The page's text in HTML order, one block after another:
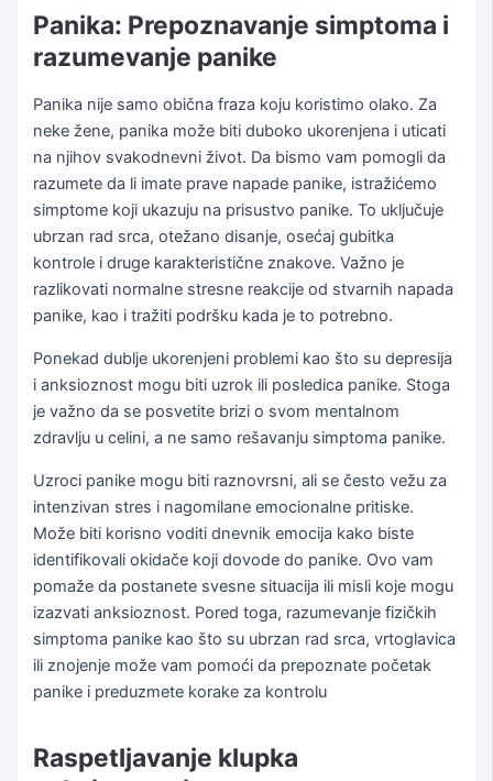
Panika: Prepoznavanje simptoma i
razumevanje panike
Panika nije samo obična fraza koju koristimo olako. Za
neke žene, panika može biti duboko ukorenjena i uticati
na njihov svakodnevni život. Da bismo vam pomogli da
razumete da li imate prave napade panike, istražićemo
simptome koji ukazuju na prisustvo panike. To uključuje
ubrzan rad srca, otežano disanje, osećaj gubitka
kontrole i druge karakteristične znakove. Važno je
razlikovati normalne stresne reakcije od stvarnih napada
panike, kao i tražiti podršku kada je to potrebno.
Ponekad dublje ukorenjeni problemi kao što su depresija
i anksioznost mogu biti uzrok ili posledica panike. Stoga
je važno da se posvetite brizi o svom mentalnom
zdravlju u celini, a ne samo rešavanju simptoma panike.
Uzroci panike mogu biti raznovrsni, ali se često vežu za
intenzivan stres i nagomilane emocionalne pritiske.
Može biti korisno voditi dnevnik emocija kako biste
identifikovali okidače koji dovode do panike. Ovo vam
pomaže da postanete svesne situacija ili misli koje mogu
izazvati anksioznost. Pored toga, razumevanje fizičkih
simptoma panike kao što su ubrzan rad srca, vrtoglavica
ili znojenje može vam pomoći da prepoznate početak
panike i preduzmete korake za kontrolu
Raspetljavanje klupka